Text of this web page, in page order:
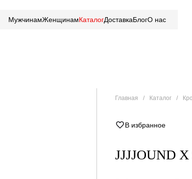
МужчинамЖенщинамКаталогДоставкаБлогО нас
Главная Каталог
JJJJOUND
В избранное